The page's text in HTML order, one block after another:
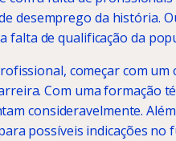
desemprego da história.
de qualificação da
começar com um
Com uma formação
consideravelmente.
possíveis indicações no